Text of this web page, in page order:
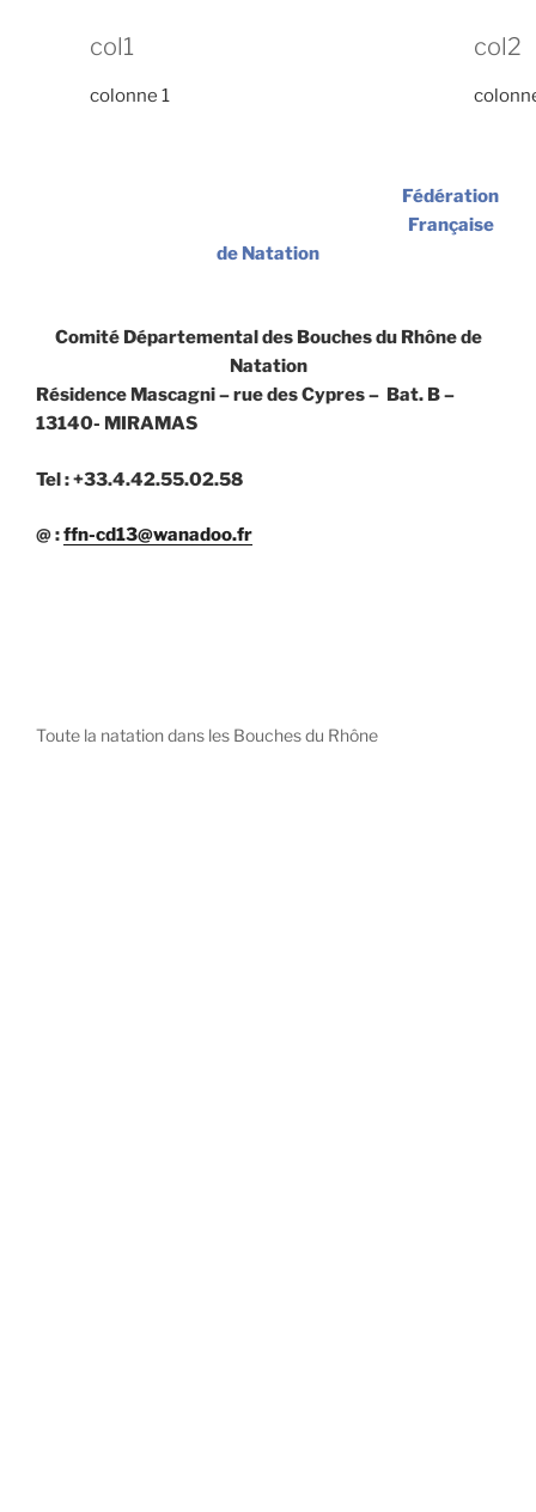
col1
colonne 1
col2
Fédération
Française
de Natation
Comité Départemental des Bouches du Rhône de
Natation
Résidence Mascagni – rue des Cypres – Bat. B –
13140- MIRAMAS
Tel : +33.4.42.55.02.58
@ :ffn-cd13@wanadoo.fr
Toute la natation dans les Bouches du Rhône